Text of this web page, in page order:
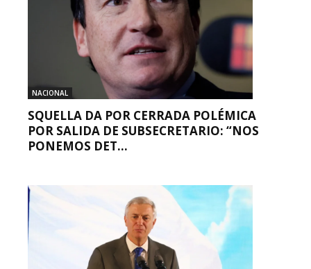
NACIONAL
SQUELLA DA POR CERRADA POLÉMICA
POR SALIDA DE SUBSECRETARIO: “NOS
PONEMOS DET...